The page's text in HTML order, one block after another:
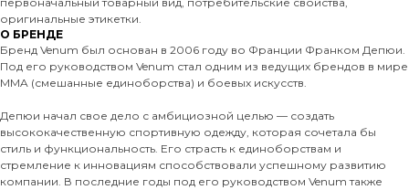
оригинальные этикетки.
О БРЕНДЕ
Бренд Venum был основан в 2006 году во Франции Франком Депюи.
Под его руководством Venum стал одним из ведущих брендов в мире
MMA (смешанные единоборства) и боевых искусств.
Депюи начал свое дело с амбициозной целью — создать
высококачественную спортивную одежду, которая сочетала бы
стиль и функциональность. Его страсть к единоборствам и
стремление к инновациям способствовали успешному развитию
компании. В последние годы под его руководством Venum также